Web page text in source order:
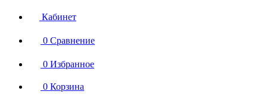
Кабинет
0 Сравнение
0 Избранное
0 Корзина